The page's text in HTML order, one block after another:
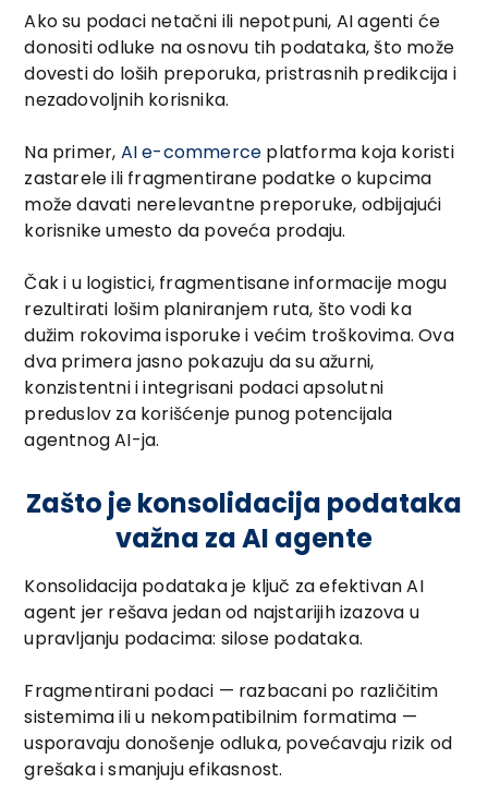
Ako su podaci netačni ili nepotpuni, AI agenti će
donositi odluke na osnovu tih podataka, što može
dovesti do loših preporuka, pristrasnih predikcija i
nezadovoljnih korisnika.
Na primer, AI e-commerce platforma koja koristi
zastarele ili fragmentirane podatke o kupcima
može davati nerelevantne preporuke, odbijajući
korisnike umesto da poveća prodaju.
Čak i u logistici, fragmentisane informacije mogu
rezultirati lošim planiranjem ruta, što vodi ka
dužim rokovima isporuke i većim troškovima. Ova
dva primera jasno pokazuju da su ažurni,
konzistentni i integrisani podaci apsolutni
preduslov za korišćenje punog potencijala
agentnog AI-ja.
Zašto je konsolidacija podataka
važna za AI agente
Konsolidacija podataka je ključ za efektivan AI
agent jer rešava jedan od najstarijih izazova u
upravljanju podacima: silose podataka.
Fragmentirani podaci — razbacani po različitim
sistemima ili u nekompatibilnim formatima —
usporavaju donošenje odluka, povećavaju rizik od
grešaka i smanjuju efikasnost.